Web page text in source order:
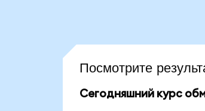
Посмотрите
Сегодняшний курс